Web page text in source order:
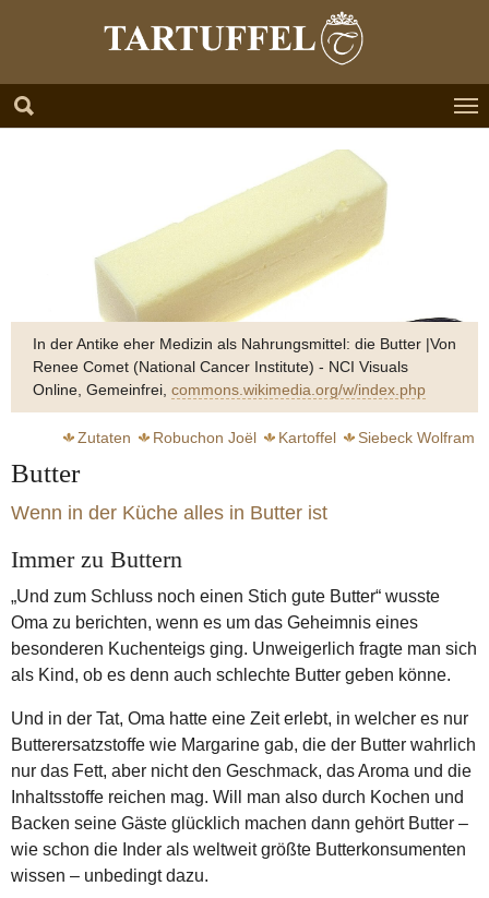
In der Antike eher Medizin als Nahrungsmittel: die Butter |Von
Renee Comet (National Cancer Institute) - NCI Visuals
Online, Gemeinfrei, commons.wikimedia.org/w/index.php
Zutaten Robuchon Joël Kartoffel
Siebeck Wolfram
Butter
Wenn in der Küche alles in Butter ist
Immer zu Buttern
„Und zum Schluss noch einen Stich gute Butter“ wusste
Oma zu berichten, wenn es um das Geheimnis eines
besonderen Kuchenteigs ging. Unweigerlich fragte man sich
als Kind, ob es denn auch schlechte Butter geben könne.
Und in der Tat, Oma hatte eine Zeit erlebt, in welcher es nur
Butterersatzstoffe wie Margarine gab, die der Butter wahrlich
nur das Fett, aber nicht den Geschmack, das Aroma und die
Inhaltsstoffe reichen mag. Will man also durch Kochen und
Backen seine Gäste glücklich machen dann gehört Butter –
wie schon die Inder als weltweit größte Butterkonsumenten
wissen – unbedingt dazu.